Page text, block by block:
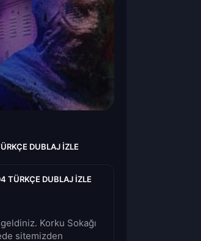
DUBLAJ IZLE
TÜRKÇE DUBLAJ IZLE
Korku Sokağı
sitemizden